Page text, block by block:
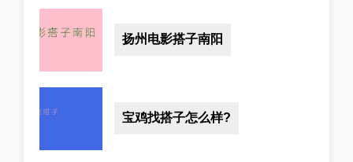
扬州电影搭子南阳
宝鸡找搭子怎么样?